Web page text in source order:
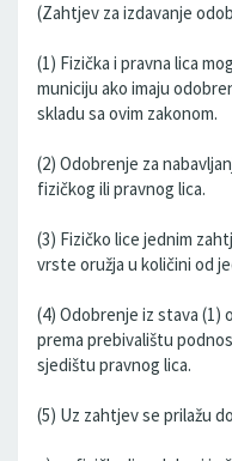
(Zahtjev za izdavanje
(1) Fizička i pravna lica
municiju ako imaju
skladu sa ovim zakonom.
(2) Odobrenje za
fizičkog ili pravnog lica.
(3) Fizičko lice jednim
vrste oružja u količini od
(4) Odobrenje iz stava (1)
prema prebivalištu
sjedištu pravnog lica.
(5) Uz zahtjev se prilažu